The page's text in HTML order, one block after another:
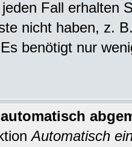
Fall erhalten
nicht haben, z.
benötigt nur
Automatisch